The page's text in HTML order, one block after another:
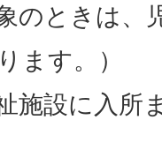
のときは、
ます。）
施設に入所